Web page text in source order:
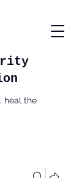
heal the